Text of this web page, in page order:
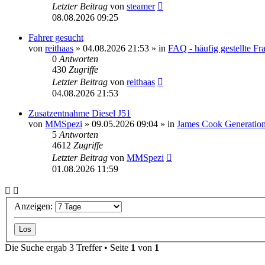
Letzter Beitrag von steamer
08.08.2026 09:25
Fahrer gesucht
von reithaas » 04.08.2026 21:53 » in FAQ - häufig gestellte
0 Antworten
430 Zugriffe
Letzter Beitrag von reithaas
04.08.2026 21:53
Zusatzentnahme Diesel J51
von MMSpezi » 09.05.2026 09:04 » in James Cook
5 Antworten
4612 Zugriffe
Letzter Beitrag von MMSpezi
01.08.2026 11:59
Anzeigen:
Die Suche ergab 3 Treffer • Seite 1 von 1